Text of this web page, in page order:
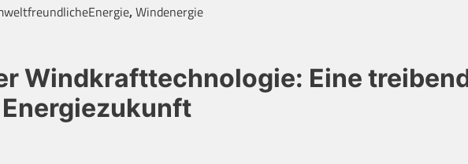
,Windenergie
Windkrafttechnologie: Eine